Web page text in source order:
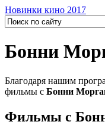
Новинки кино 2017
Бонни
Благодаря нашим
фильмы с Бонни
Фильмы с